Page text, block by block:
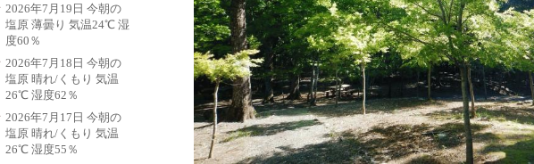
2026年7月19日 今朝の
塩原 薄曇り 気温24℃ 湿
度60％
2026年7月18日 今朝の
塩原 晴れ/くもり 気温
26℃ 湿度62％
2026年7月17日 今朝の
塩原 晴れ/くもり 気温
26℃ 湿度55％